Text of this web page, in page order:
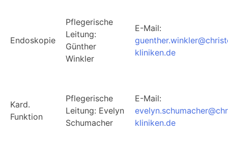
Endoskopie
Pflegerische
Leitung:
Günther
Winkler
E-Mail:
kliniken.de
Kard.
Funktion
Pflegerische
Leitung: Evelyn
Schumacher
E-Mail:
kliniken.de